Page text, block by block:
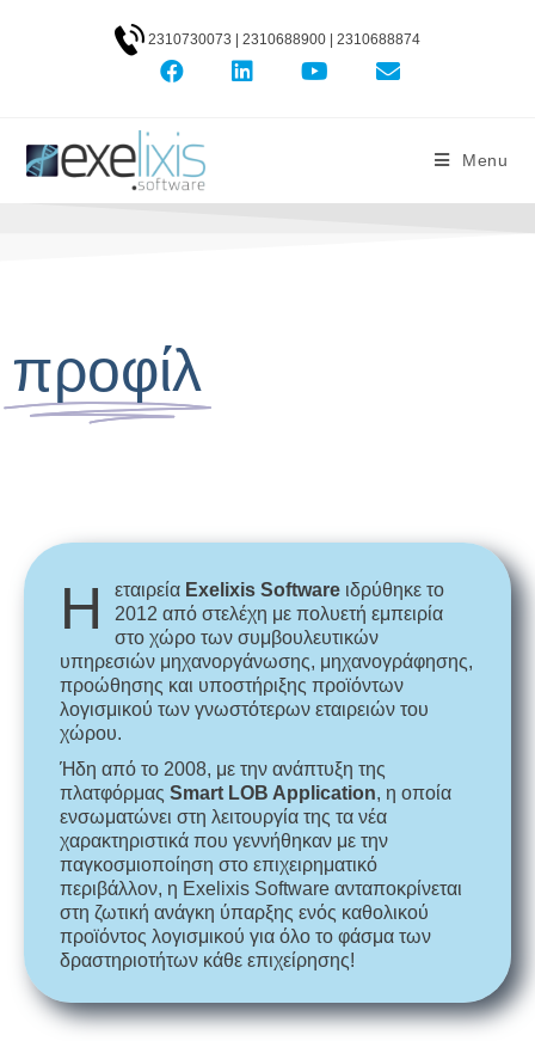
2310730073 | 2310688900 | 2310688874
Menu
προφίλ
Η εταιρεία Exelixis Software ιδρύθηκε το
2012 από στελέχη με πολυετή εμπειρία
στο χώρο των συμβουλευτικών
υπηρεσιών μηχανοργάνωσης, μηχανογράφησης,
προώθησης και υποστήριξης προϊόντων
λογισμικού των γνωστότερων εταιρειών του
χώρου.
Ήδη από το 2008, με την ανάπτυξη της
πλατφόρμας Smart LOB Application, η οποία
ενσωματώνει στη λειτουργία της τα νέα
χαρακτηριστικά που γεννήθηκαν με την
παγκοσμιοποίηση στο επιχειρηματικό
περιβάλλον, η Exelixis Software ανταποκρίνεται
στη ζωτική ανάγκη ύπαρξης ενός καθολικού
προϊόντος λογισμικού για όλο το φάσμα των
δραστηριοτήτων κάθε επιχείρησης!